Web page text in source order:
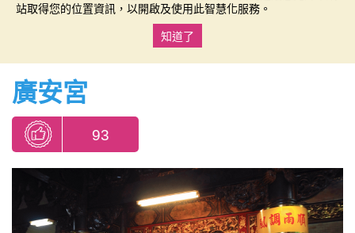
站取得您的位置資訊，以開啟及使用此智慧化服務。
知道了
廣安宮
93